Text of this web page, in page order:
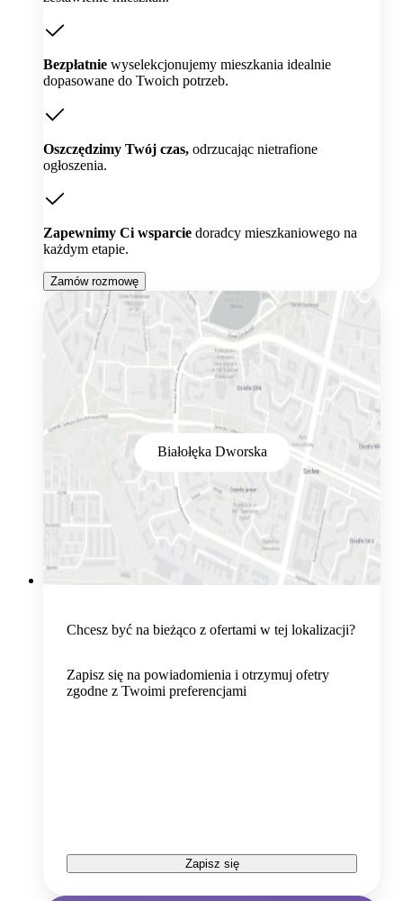
Bezpłatnie wyselekcjonujemy mieszkania idealnie
dopasowane do Twoich potrzeb.
Oszczędzimy Twój czas, odrzucając nietrafione
ogłoszenia.
Zapewnimy Ci wsparcie doradcy mieszkaniowego na
każdym etapie.
Zamów rozmowę
Białołęka Dworska
Chcesz być na bieżąco z ofertami w tej lokalizacji?
Zapisz się na powiadomienia i otrzymuj ofetry
zgodne z Twoimi preferencjami
Zapisz się